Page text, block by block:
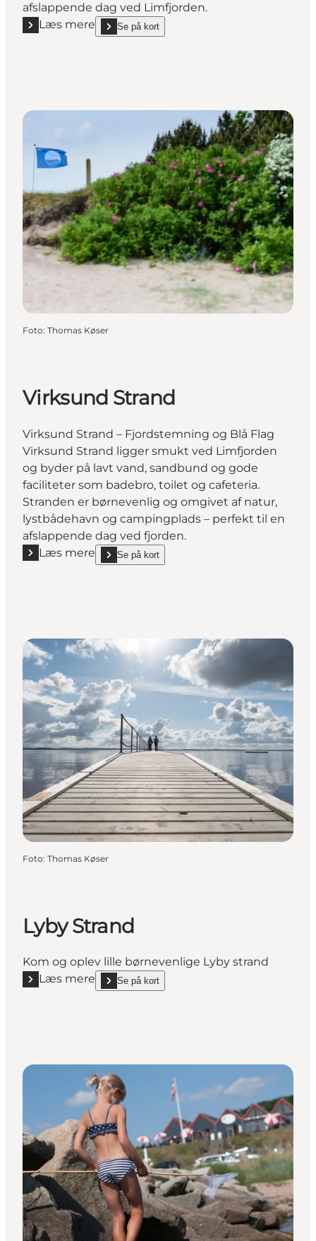
afslappende dag ved Limfjorden.
Læs mere
Læs mere "Bremdal Strand"
Se på kort
show Bremdal Strand on_map
Foto: Thomas Køser
Virksund Strand
Virksund Strand – Fjordstemning og Blå Flag
Virksund Strand ligger smukt ved Limfjorden
og byder på lavt vand, sandbund og gode
faciliteter som badebro, toilet og cafeteria.
Stranden er børnevenlig og omgivet af natur,
lystbådehavn og campingplads – perfekt til en
afslappende dag ved fjorden.
Læs mere
Læs mere "Virksund Strand"
Se på kort
show Virksund Strand on_map
Foto: Thomas Køser
Lyby Strand
Kom og oplev lille børnevenlige Lyby strand
Læs mere
Læs mere "Lyby Strand"
Se på kort
show Lyby Strand on_map